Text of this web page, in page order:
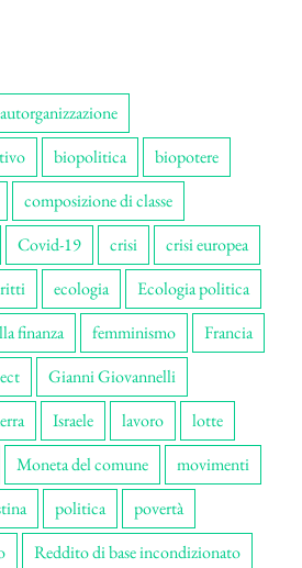
autorganizzazione
biopolitica
biopotere
composizione di classe
Covid-19 crisi
crisi europea
ecologia
Ecologia politica
finanza femminismo
Francia
Gianni Giovannelli
Israele lavoro
lotte
Moneta del comune
movimenti
politica
povertà
Reddito di base incondizionato